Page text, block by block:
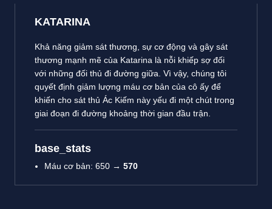
KATARINA
Khả năng giảm sát thương, sự cơ động và gây sát
thương mạnh mẽ của Katarina là nỗi khiếp sợ đối
với những đối thủ đi đường giữa. Vì vậy, chúng tôi
quyết định giảm lượng máu cơ bản của cô ấy để
khiến cho sát thủ Ác Kiếm này yếu đi một chút trong
giai đoạn đi đường khoảng thời gian đầu trận.
base_stats
Máu cơ bản: 650 → 570